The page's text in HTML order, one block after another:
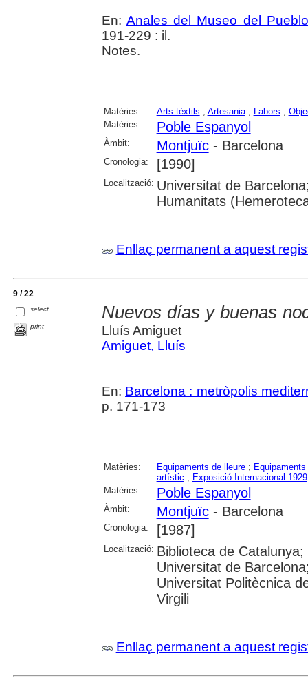
En: Anales del Museo del
191-229 : il.
Notes.
Matèries: Arts tèxtils ; Artesania; Labors ;
Matèries:
Poble Espanyol
Àmbit: Montjuïc- Barcelona
Cronologia: [1990]
Localització: Universitat de
Humanitats
Enllaç permanent a aquest
9 / 22
select
print
Nuevos días y buenas
Lluís Amiguet
Amiguet, Lluís
En: Barcelona : metròpolis
p. 171-173
Matèries: Equipaments de lleure;
artístic ; Exposició Internacional 1929
Matèries:
Poble Espanyol
Àmbit: Montjuïc- Barcelona
Cronologia: [1987]
Localització: Biblioteca de
Universitat de
Universitat Politècnica
Virgili
Enllaç permanent a aquest